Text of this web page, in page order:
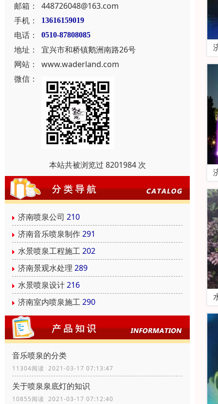
邮箱：
448726048@163.com
手机：
13616159019
电话： 0510-87808085
地址：
宜兴市和桥镇鹅洲南路26号
网站：
www.waderland.com
微信：
本站共被浏览过 8201984 次
济南喷泉公司 210
济南音乐喷泉制作291
水景喷泉工程施工202
济南景观水处理 289
水景喷泉设计216
济南室内喷泉施工290
音乐喷泉的分类
11304阅读 2021-03-17 07:13:47
关于喷泉泉底灯的知识
10855阅读 2021-03-17 07:12:40